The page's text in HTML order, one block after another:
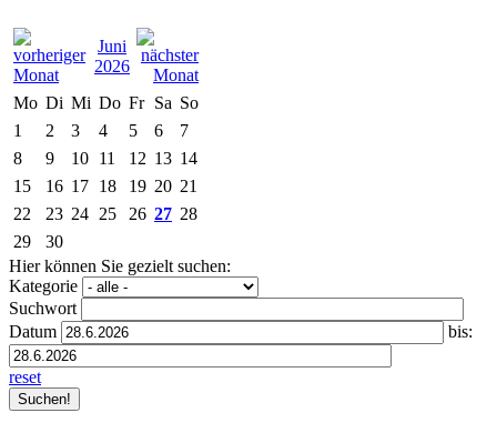
Juni
2026
Mo Di Mi Do Fr Sa So
1
2 3 4 5 6
7
8
9 10 11 12 13 14
15
16 17 18 19 20 21
22
23 24 25 26 27 28
29
30
Hier können Sie gezielt suchen:
Kategorie
Suchwort
Datum
bis:
reset